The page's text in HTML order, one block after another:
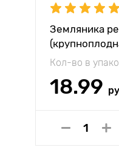
Земляника
Кол-во в
18.99